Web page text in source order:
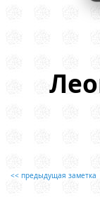
<< предыдущая заметка